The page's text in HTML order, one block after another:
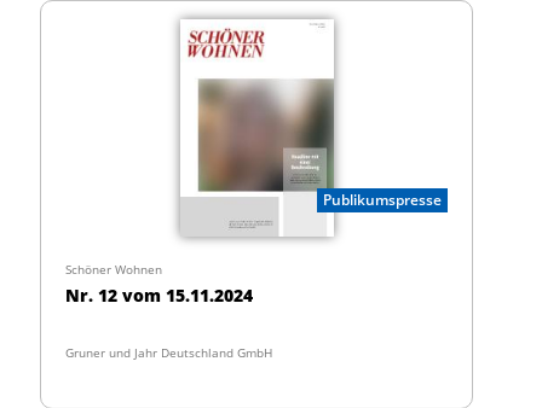
Publikumspresse
Schöner Wohnen
Nr. 12 vom 15.11.2024
Gruner und Jahr Deutschland GmbH